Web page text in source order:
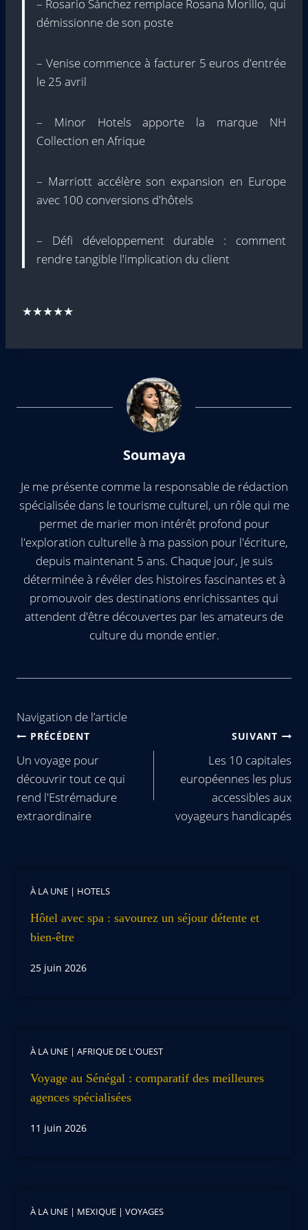
– Rosario Sánchez remplace Rosana Morillo, qui
démissionne de son poste
– Venise commence à facturer 5 euros d'entrée
le 25 avril
– Minor Hotels apporte la marque NH
Collection en Afrique
– Marriott accélère son expansion en Europe
avec 100 conversions d'hôtels
– Défi développement durable : comment
rendre tangible l'implication du client
★★★★★
Soumaya
Je me présente comme la responsable de rédaction
spécialisée dans le tourisme culturel, un rôle qui me
permet de marier mon intérêt profond pour
l'exploration culturelle à ma passion pour l'écriture,
depuis maintenant 5 ans. Chaque jour, je suis
déterminée à révéler des histoires fascinantes et à
promouvoir des destinations enrichissantes qui
attendent d'être découvertes par les amateurs de
culture du monde entier.
Navigation de l’article
PRÉCÉDENT
Un voyage pour
découvrir tout ce qui
rend l'Estrémadure
extraordinaire
SUIVANT
Les 10 capitales
européennes les plus
accessibles aux
voyageurs handicapés
À LA UNE | HOTELS
Hôtel avec spa : savourez un séjour détente et
bien-être
25 juin 2026
À LA UNE | AFRIQUE DE L'OUEST
Voyage au Sénégal : comparatif des meilleures
agences spécialisées
11 juin 2026
À LA UNE | MEXIQUE | VOYAGES